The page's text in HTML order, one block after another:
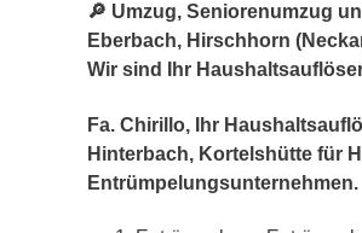
🔎 Umzug, Seniorenumzug
Eberbach, Hirschhorn
Wir sind Ihr
Fa. Chirillo, Ihr
Hinterbach, Kortelshütte für
Entrümpelungsunternehmen.